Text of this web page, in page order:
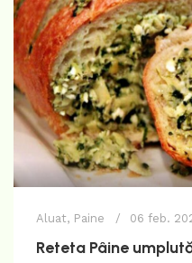
Aluat, Paine 06 feb.
Reteta Pâine